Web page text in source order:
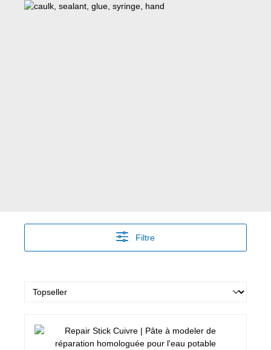
Filtre